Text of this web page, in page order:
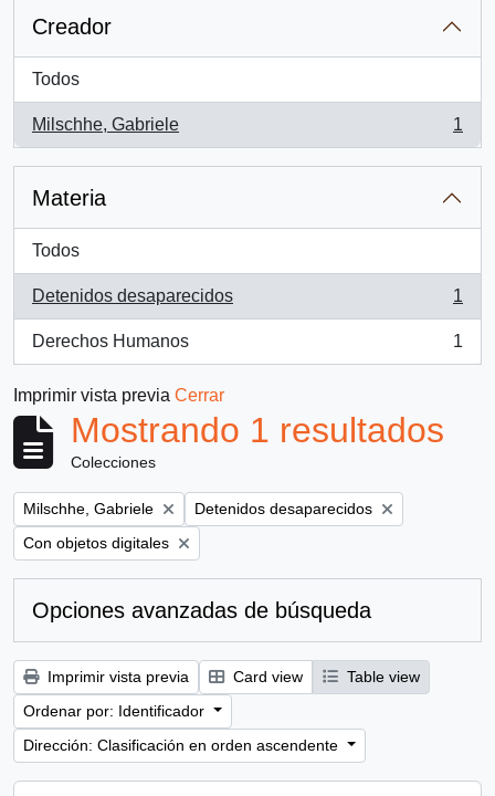
Creador
Todos
Milschhe, Gabriele
, 1 resultados
1
Materia
Todos
Detenidos desaparecidos
, 1 resultados
1
Derechos Humanos
, 1 resultados
1
Imprimir vista previa Cerrar
Mostrando 1 resultados
Colecciones
Remove filter:
Milschhe, Gabriele Remove filter:
Detenidos desaparecidos
Remove filter:
Con objetos digitales
Opciones avanzadas de búsqueda
Imprimir vista previa Card view
Table view
Ordenar por: Identificador
Dirección: Clasificación en orden ascendente